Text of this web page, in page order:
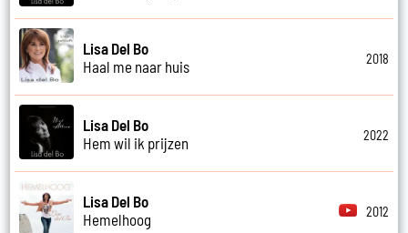
Lisa Del Bo
Haal me naar huis
2018
Lisa Del Bo
Hem wil ik prijzen
2022
Lisa Del Bo
Hemelhoog
2012